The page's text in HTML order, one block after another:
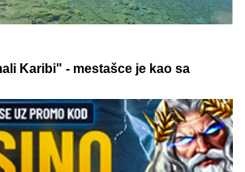
nova linija paketa ALTA